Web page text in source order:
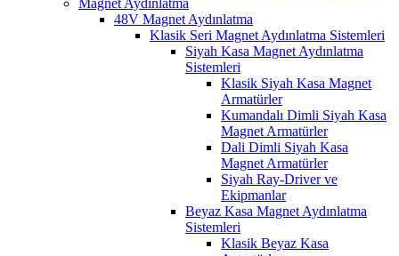
Magnet Aydınlatma
48V Magnet Aydınlatma
Klasik Seri Magnet Aydınlatma Sistemleri
Siyah Kasa Magnet Aydınlatma
Sistemleri
Klasik Siyah Kasa Magnet
Armatürler
Kumandalı Dimli Siyah Kasa
Magnet Armatürler
Dali Dimli Siyah Kasa
Magnet Armatürler
Siyah Ray-Driver ve
Ekipmanlar
Beyaz Kasa Magnet Aydınlatma
Sistemleri
Klasik Beyaz Kasa